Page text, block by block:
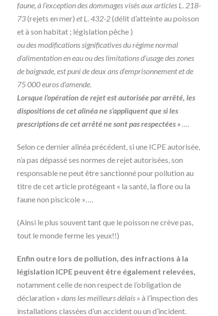
faune, à l’exception des dommages visés aux articles L. 218-
73(rejets en mer) et L. 432-2(délit d’atteinte au poisson
et à son habitat ; législation pêche )
ou des modifications significatives du régime normal
d’alimentation en eau ou des limitations d’usage des zones
de baignade, est puni de deux ans d’emprisonnement et de
75 000 euros d’amende.
Lorsque l’opération de rejet est autorisée par arrêté, les
dispositions de cet alinéa ne s’appliquent que si les
prescriptions de cet arrêté ne sont pas respectées »….
Selon ce dernier alinéa précédent, si une ICPE autorisée,
n’a pas dépassé ses normes de rejet autorisées, son
responsable ne peut être sanctionné pour pollution au
titre de cet article protégeant « la santé, la flore ou la
faune non piscicole »….
(Ainsi le plus souvent tant que le poisson ne crève pas,
tout le monde ferme les yeux!!)
Enfin outre lors de pollution, des infractions à la
législation ICPE peuvent être également relevées,
notamment celle de non respect de l’obligation de
déclaration « dans les meilleurs délais » à l’inspection des
installations classées d’un accident ou un d’incident.